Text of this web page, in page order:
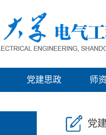
党建思政 师
党